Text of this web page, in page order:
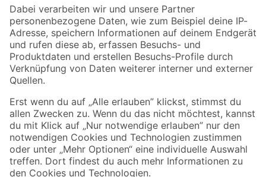
Zahlungsarten Versandarten
Sicher einkaufen
Jetzt die toom-App herunterladen